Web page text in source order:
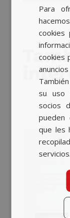
Para
cookies
cookies
su uso
socios
pueden
que les
servicios.